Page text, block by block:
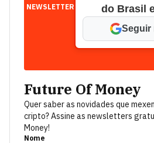
NEWSLETTER
do Brasil
Seguir
Future Of Money
Quer saber as novidades que
cripto? Assine as newsletters
Money!
Nome